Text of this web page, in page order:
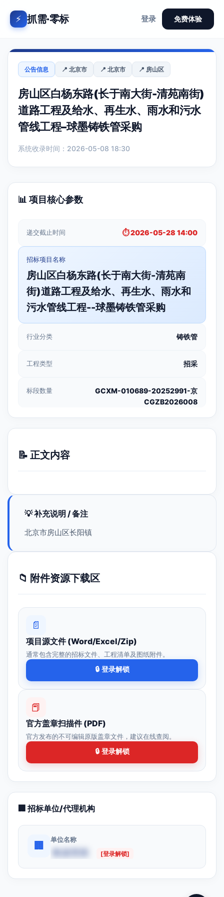
⚡ 抓需·零标 登录 免费体验
公告信息 📍 北京市 📍 北京市 📍 房山区
房山区白杨东路(长于南大街-清苑南街)
道路工程及给水、再生水、雨水和污水
管线工程–球墨铸铁管采购
系统收录时间：2026-05-08 18:30
📊 项目核心参数
递交截止时间 ⏱️ 2026-05-28 14:00
招标项目名称
房山区白杨东路(长于南大街-清苑南
街)道路工程及给水、再生水、雨水和
污水管线工程--球墨铸铁管采购
行业分类 铸铁管
工程类型 招采
标段数量
GCXM-010689-20252991-京
CGZB2026008
📝 正文内容
💡 补充说明 / 备注
北京市房山区长阳镇
📁 附件资源下载区
📄
项目源文件 (Word/Excel/Zip)
通常包含完整的招标文件、工程清单及图纸附件。
🔒 登录解锁
📕
官方盖章扫描件 (PDF)
官方发布的不可编辑原版盖章文件，建议在线查阅。
🔒 登录解锁
🏢 招标单位/代理机构
🏢
单位名称
[登录解锁]